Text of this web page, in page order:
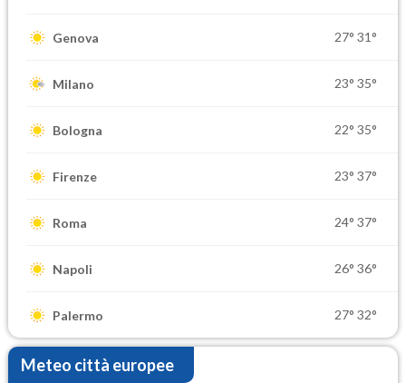
Genova 27° 31°
Milano 23° 35°
Bologna 22° 35°
Firenze 23° 37°
Roma 24° 37°
Napoli 26° 36°
Palermo 27° 32°
Meteo città europee